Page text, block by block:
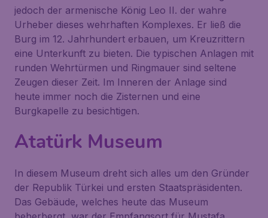
jedoch der armenische König Leo II. der wahre
Urheber dieses wehrhaften Komplexes. Er ließ die
Burg im 12. Jahrhundert erbauen, um Kreuzrittern
eine Unterkunft zu bieten. Die typischen Anlagen mit
runden Wehrtürmen und Ringmauer sind seltene
Zeugen dieser Zeit. Im Inneren der Anlage sind
heute immer noch die Zisternen und eine
Burgkapelle zu besichtigen.
Atatürk Museum
In diesem Museum dreht sich alles um den Gründer
der Republik Türkei und ersten Staatspräsidenten.
Das Gebäude, welches heute das Museum